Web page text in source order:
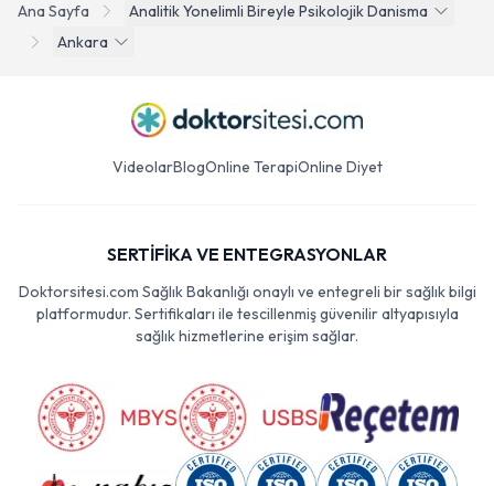
Ana Sayfa
Analitik Yonelimli Bireyle Psikolojik Danisma
Ankara
VideolarBlogOnline TerapiOnline Diyet
SERTİFİKA VE ENTEGRASYONLAR
Doktorsitesi.com Sağlık Bakanlığı onaylı ve entegreli bir sağlık bilgi
platformudur. Sertifikaları ile tescillenmiş güvenilir altyapısıyla
sağlık hizmetlerine erişim sağlar.